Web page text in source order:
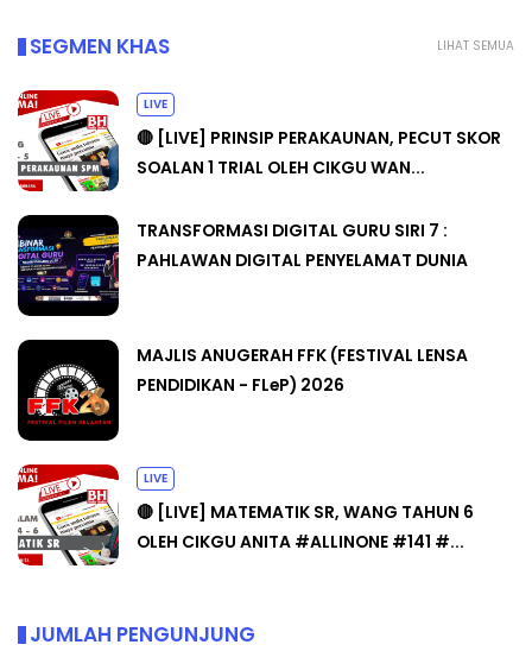
LIHAT SEMUA
SEGMEN KHAS
LIVE
🔴 [LIVE] PRINSIP PERAKAUNAN, PECUT SKOR
SOALAN 1 TRIAL OLEH CIKGU WAN...
TRANSFORMASI DIGITAL GURU SIRI 7 :
PAHLAWAN DIGITAL PENYELAMAT DUNIA
MAJLIS ANUGERAH FFK (FESTIVAL LENSA
PENDIDIKAN - FLeP) 2026
LIVE
🔴 [LIVE] MATEMATIK SR, WANG TAHUN 6
OLEH CIKGU ANITA #ALLINONE #141 #...
JUMLAH PENGUNJUNG